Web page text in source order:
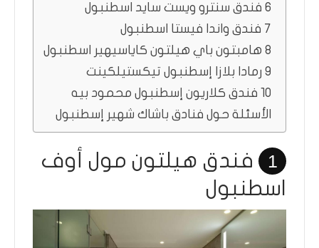
6 فندق سنترو ويست سايد اسطنبول
7 فندق واندا فيستا اسطنبول
8 هامبتون باي هيلتون كاياسيهير اسطنبول
9 رمادا بلازا إسطنبول تيكستيلكينت
10 فندق كلاريون إسطنبول محمود بيه
الأسئلة حول فنادق باشاك شهير إسطنبول
1
فندق هيلتون مول أوف
اسطنبول